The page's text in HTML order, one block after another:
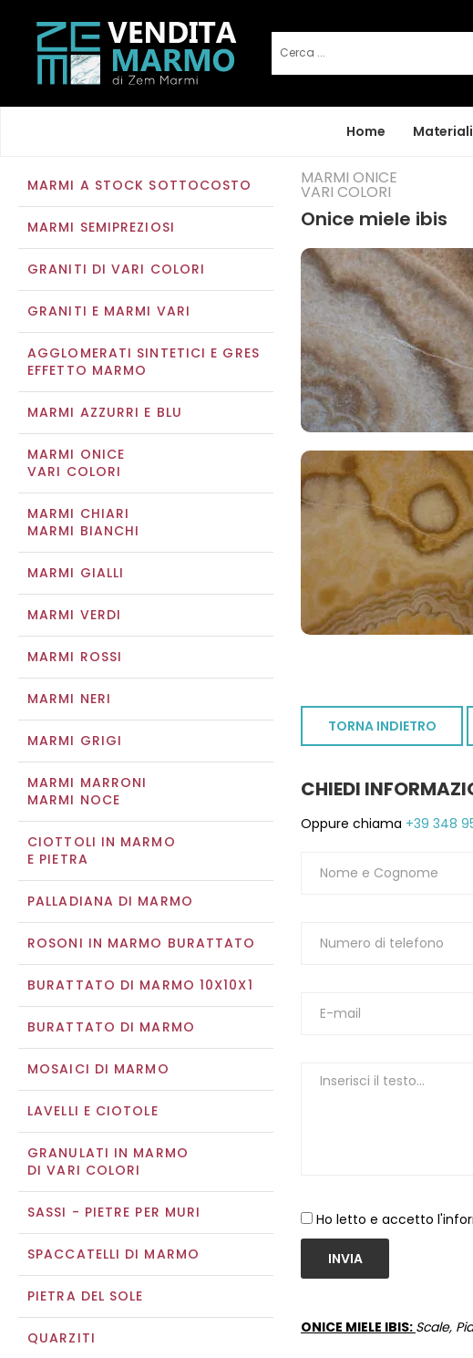
Home Materiali
MARMI A STOCK SOTTOCOSTO
MARMI SEMIPREZIOSI
GRANITI DI VARI COLORI
GRANITI E MARMI VARI
AGGLOMERATI SINTETICI E GRES
EFFETTO MARMO
MARMI AZZURRI E BLU
MARMI ONICE
VARI COLORI
MARMI CHIARI
MARMI BIANCHI
MARMI GIALLI
MARMI VERDI
MARMI ROSSI
MARMI NERI
MARMI GRIGI
MARMI MARRONI
MARMI NOCE
CIOTTOLI IN MARMO
E PIETRA
PALLADIANA DI MARMO
ROSONI IN MARMO BURATTATO
BURATTATO DI MARMO 10X10X1
BURATTATO DI MARMO
MOSAICI DI MARMO
LAVELLI E CIOTOLE
GRANULATI IN MARMO
DI VARI COLORI
SASSI - PIETRE PER MURI
SPACCATELLI DI MARMO
PIETRA DEL SOLE
QUARZITI
MARMI ONICE
VARI COLORI
Onice miele ibis
TORNA INDIETRO
CHIEDI
Oppure chiama +39 348
Ho letto e accetto
INVIA
ONICE MIELE IBIS: Scale,